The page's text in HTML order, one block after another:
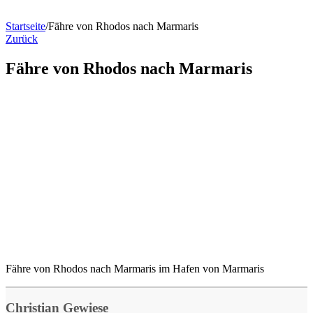
Startseite/Fähre von Rhodos nach Marmaris
Zurück
Fähre von Rhodos nach Marmaris
Fähre von Rhodos nach Marmaris im Hafen von Marmaris
Christian Gewiese